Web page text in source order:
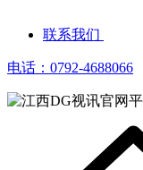
联系我们
电话：0792-4688066